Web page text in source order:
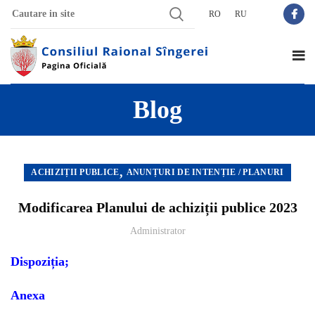
RO RU
Blog
ACHIZIȚII PUBLICE, ANUNȚURI DE INTENȚIE / PLANURI
Modificarea Planului de achiziții publice 2023
Administrator
Dispoziția;
Anexa